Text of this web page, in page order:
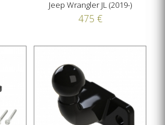
Jeep Wrangler JL (2019-)
475 €